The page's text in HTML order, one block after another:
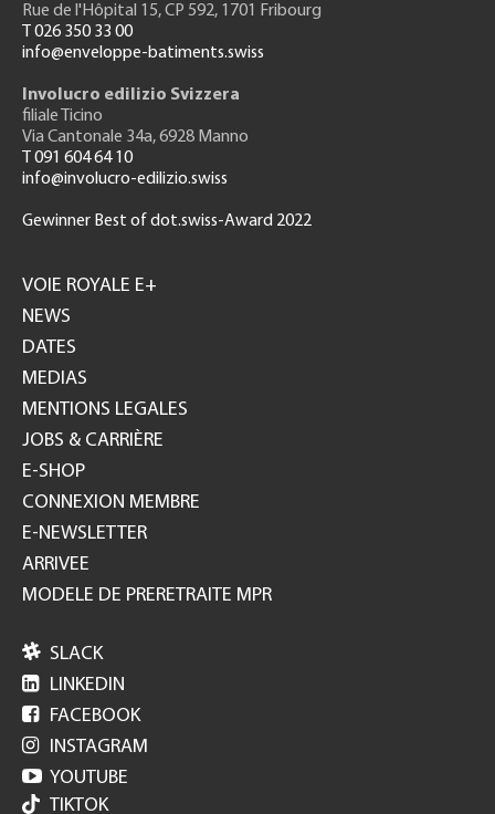
Rue de l'Hôpital 15, CP 592, 1701 Fribourg
T 026 350 33 00
info@enveloppe-batiments.swiss
Involucro edilizio Svizzera
filiale Ticino
Via Cantonale 34a, 6928 Manno
T 091 604 64 10
info@involucro-edilizio.swiss
Gewinner Best of dot.swiss-Award 2022
GH
VOIE ROYALE E+
NEWS
DATES
MEDIAS
MENTIONS LEGALES
JOBS & CARRIÈRE
E-SHOP
CONNEXION MEMBRE
E-NEWSLETTER
ARRIVEE
MODELE DE PRERETRAITE MPR
 SLACK
 LINKEDIN
 FACEBOOK
 INSTAGRAM
 YOUTUBE
TIKTOK